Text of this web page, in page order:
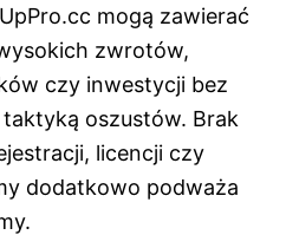
mogą zawierać
zwrotów,
czy inwestycji bez
oszustów. Brak
licencji czy
dodatkowo podważa